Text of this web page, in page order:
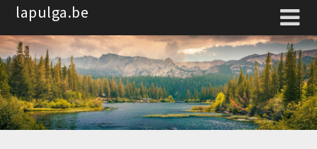
Spring
de
inhoud
lapulga.be